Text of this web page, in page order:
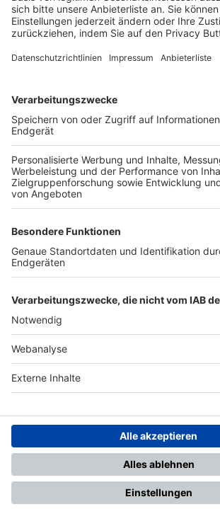
Trainerbörse
Login SpielPlus
TOP-VEREINE
TOP-PARTNER
SFV DFB